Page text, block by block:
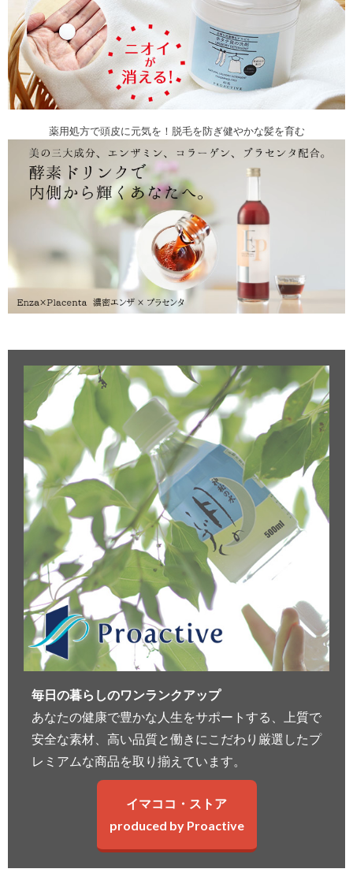
薬用処方で頭皮に元気を！脱毛を防ぎ健やかな髪を育む
毎日の暮らしのワンランクアップ
あなたの健康で豊かな人生をサポートする、上質で
安全な素材、高い品質と働きにこだわり厳選したプ
レミアムな商品を取り揃えています。
イマココ・ストア
produced by Proactive